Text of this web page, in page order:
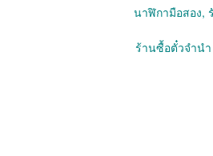
นาฬิกามือสอง,
ร้านซื้อตั๋วจำน